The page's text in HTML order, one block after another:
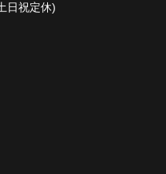
⽇祝定休)